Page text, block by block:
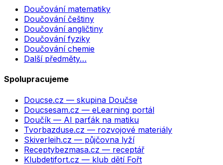
Doučování matematiky
Doučování češtiny
Doučování angličtiny
Doučování fyziky
Doučování chemie
Další předměty…
Spolupracujeme
Doucse.cz — skupina Doučse
Doucsesam.cz — eLearning portál
Doučík — AI parťák na matiku
Tvorbazduse.cz — rozvojové materiály
Skiverleih.cz — půjčovna lyží
Receptybezmasa.cz — receptář
Klubdetifort.cz — klub dětí Fořt